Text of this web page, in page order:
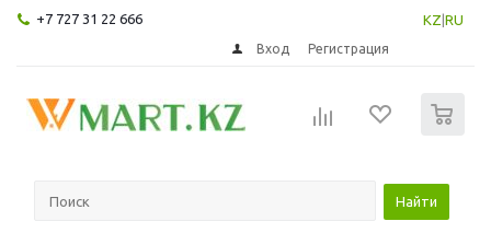
+7 727 31 22 666 KZ RU
Вход Регистрация
Найти